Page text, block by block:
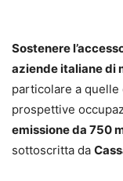
Sostenere
aziende italiane di
particolare a quelle
prospettive
emissione da 750
sottoscritta da